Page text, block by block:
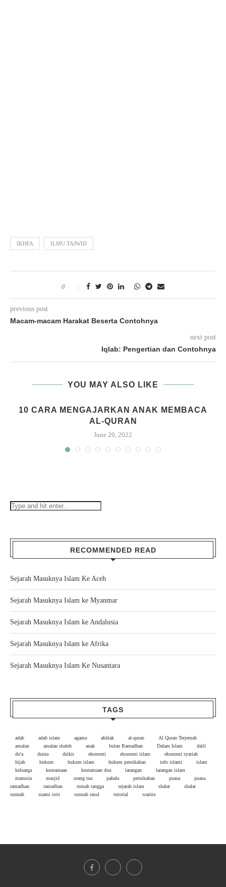
IKHFA ILMU TAJWID
0
previous post
Macam-macam Harakat Beserta Contohnya
next post
Iqlab: Pengertian dan Contohnya
YOU MAY ALSO LIKE
10 CARA MENGAJARKAN ANAK MEMBACA
AL-QURAN
June 20, 2022
RECOMMENDED READ
Sejarah Masuknya Islam Ke Aceh
Sejarah Masuknya Islam ke Myanmar
Sejarah Masuknya Islam ke Andalusia
Sejarah Masuknya Islam ke Afrika
Sejarah Masuknya Islam Ke Nusantara
TAGS
adab adab islam agama akhlak al-quran
Al Quran Terjemah
amalan
amalan shaleh anak bulan Ramadhan Dalam Islam
dalil
do'a
dunia dzikir ekonomi ekonomi islam
ekonomi syariah
hijab
hukum hukum islam hukum pernikahan info islami
islam
keluarga
keutamaan keutamaan doa larangan
larangan islam
manusia
masjid orang tua pahala pernikahan puasa
puasa
ramadhan
ramadhan rumah tangga sejarah islam shalat
shalat
sunnah
suami istri sunnah rasul tutorial wanita